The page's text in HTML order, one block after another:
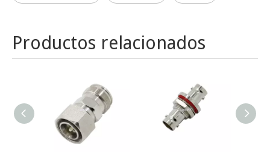
Productos relacionados